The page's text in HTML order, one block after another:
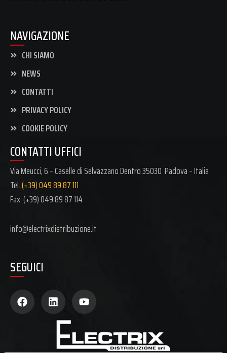
NAVIGAZIONE
CHI SIAMO
NEWS
CONTATTI
PRIVACY POLICY
COOKIE POLICY
CONTATTI UFFICI
Via Meucci, 6 – Caselle di Selvazzano Dentro 35030 Padova – Italia
Tel.(+39) 049 89 87 111
Fax. (+39)049 89 87 114
info@electrixdistribuzione.it
SEGUICI